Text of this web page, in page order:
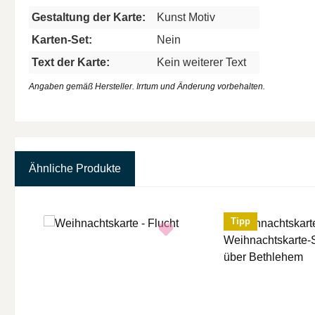
Gestaltung der Karte:
Kunst Motiv
Karten-Set:
Nein
Text der Karte:
Kein weiterer Text
Angaben gemäß Hersteller. Irrtum und Änderung vorbehalten.
Ähnliche Produkte
Tipp